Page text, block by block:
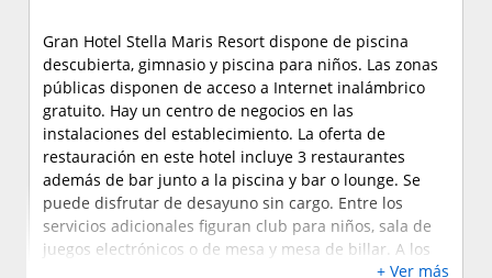
Gran Hotel Stella Maris Resort dispone de piscina
descubierta, gimnasio y piscina para niños. Las zonas
públicas disponen de acceso a Internet inalámbrico
gratuito. Hay un centro de negocios en las
instalaciones del establecimiento. La oferta de
restauración en este hotel incluye 3 restaurantes
además de bar junto a la piscina y bar o lounge. Se
puede disfrutar de desayuno sin cargo. Entre los
servicios adicionales figuran club para niños, sala de
juegos electrónicos o de mesa y mesa de billar. A los
huéspedes se les ofrece acceso gratuito a servicio de
+ Ver más